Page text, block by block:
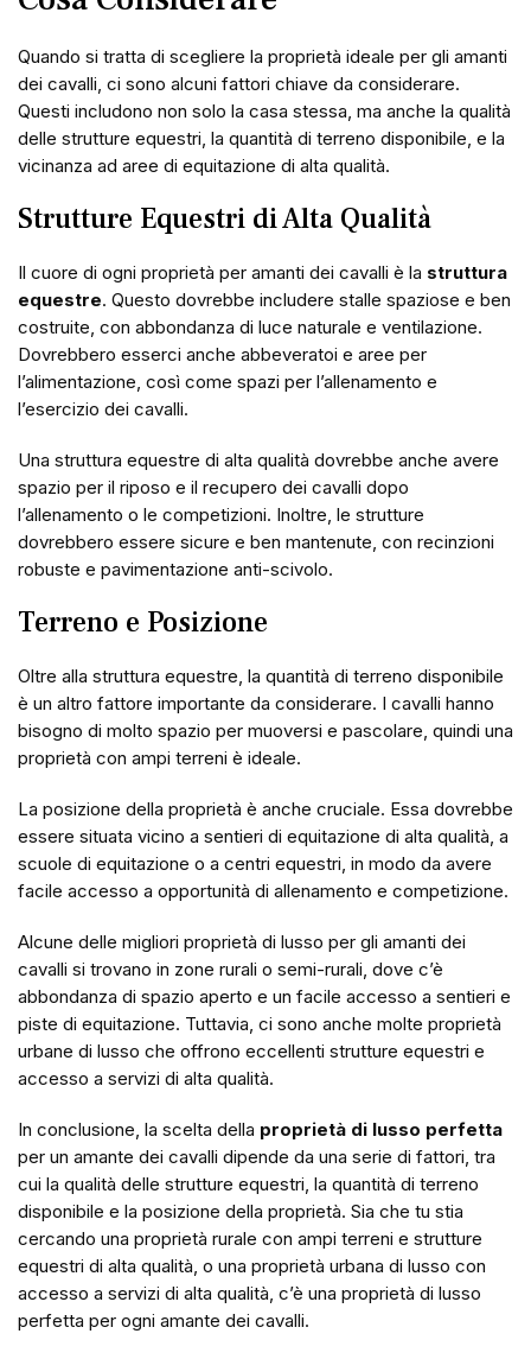
Quando si tratta di scegliere la proprietà ideale per gli amanti
dei cavalli, ci sono alcuni fattori chiave da considerare.
Questi includono non solo la casa stessa, ma anche la qualità
delle strutture equestri, la quantità di terreno disponibile, e la
vicinanza ad aree di equitazione di alta qualità.
Strutture Equestri di Alta Qualità
Il cuore di ogni proprietà per amanti dei cavalli è la struttura
equestre. Questo dovrebbe includere stalle spaziose e ben
costruite, con abbondanza di luce naturale e ventilazione.
Dovrebbero esserci anche abbeveratoi e aree per
l’alimentazione, così come spazi per l’allenamento e
l’esercizio dei cavalli.
Una struttura equestre di alta qualità dovrebbe anche avere
spazio per il riposo e il recupero dei cavalli dopo
l’allenamento o le competizioni. Inoltre, le strutture
dovrebbero essere sicure e ben mantenute, con recinzioni
robuste e pavimentazione anti-scivolo.
Terreno e Posizione
Oltre alla struttura equestre, la quantità di terreno disponibile
è un altro fattore importante da considerare. I cavalli hanno
bisogno di molto spazio per muoversi e pascolare, quindi una
proprietà con ampi terreni è ideale.
La posizione della proprietà è anche cruciale. Essa dovrebbe
essere situata vicino a sentieri di equitazione di alta qualità, a
scuole di equitazione o a centri equestri, in modo da avere
facile accesso a opportunità di allenamento e competizione.
Alcune delle migliori proprietà di lusso per gli amanti dei
cavalli si trovano in zone rurali o semi-rurali, dove c’è
abbondanza di spazio aperto e un facile accesso a sentieri e
piste di equitazione. Tuttavia, ci sono anche molte proprietà
urbane di lusso che offrono eccellenti strutture equestri e
accesso a servizi di alta qualità.
In conclusione, la scelta della proprietà di lusso perfetta
per un amante dei cavalli dipende da una serie di fattori, tra
cui la qualità delle strutture equestri, la quantità di terreno
disponibile e la posizione della proprietà. Sia che tu stia
cercando una proprietà rurale con ampi terreni e strutture
equestri di alta qualità, o una proprietà urbana di lusso con
accesso a servizi di alta qualità, c’è una proprietà di lusso
perfetta per ogni amante dei cavalli.